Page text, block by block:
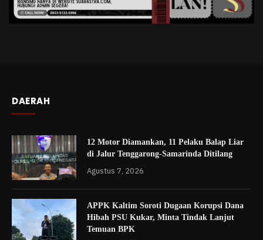
DAERAH
12 Motor Diamankan, 11 Pelaku Balap Liar
di Jalur Tenggarong-Samarinda Ditilang
Agustus 7, 2026
APPK Kaltim Soroti Dugaan Korupsi Dana
Hibah PSU Kukar, Minta Tindak Lanjut
Temuan BPK